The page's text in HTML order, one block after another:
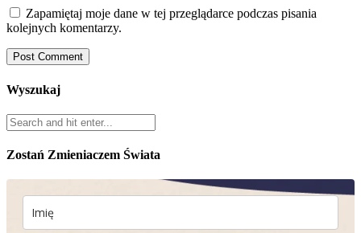
Zapamiętaj moje dane w tej przeglądarce podczas pisania
kolejnych komentarzy.
Wyszukaj
Zostań Zmieniaczem Świata